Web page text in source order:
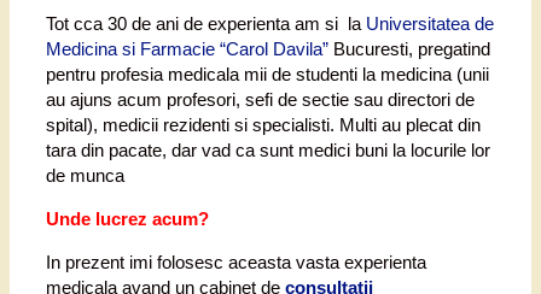
Tot cca 30 de ani de experienta am si la Universitatea de
Medicina si Farmacie “Carol Davila” Bucuresti, pregatind
pentru profesia medicala mii de studenti la medicina (unii
au ajuns acum profesori, sefi de sectie sau directori de
spital), medicii rezidenti si specialisti. Multi au plecat din
tara din pacate, dar vad ca sunt medici buni la locurile lor
de munca
Unde lucrez acum?
In prezent imi folosesc aceasta vasta experienta
medicala avand un cabinet de consultatii